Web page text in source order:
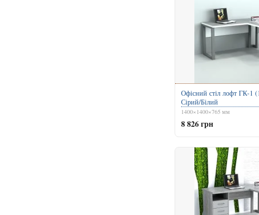
Офісний стіл лофт ГК-1
Сірий/Білий
1400×1400×765 мм
8 826 грн